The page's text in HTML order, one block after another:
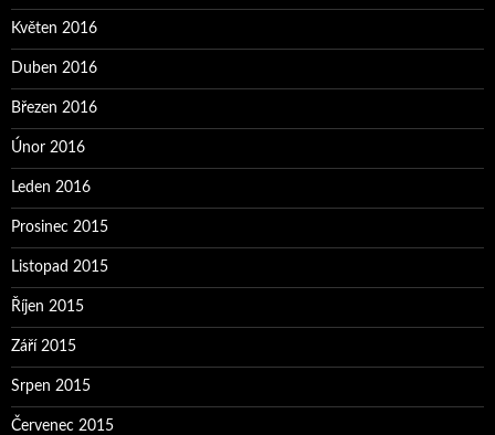
Květen 2016
Duben 2016
Březen 2016
Únor 2016
Leden 2016
Prosinec 2015
Listopad 2015
Říjen 2015
Září 2015
Srpen 2015
Červenec 2015